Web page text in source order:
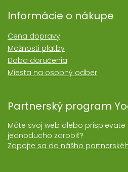
Informácie o nákupe
Cena dopravy
Možnosti platby
Doba doručenia
Miesta na osobný odber
Partnerský program
Máte svoj web alebo
jednoducho zarobiť?
Zapojte sa do nášho